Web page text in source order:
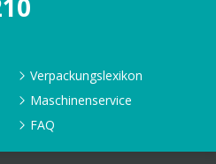
Verpackungslexikon
Maschinenservice
FAQ